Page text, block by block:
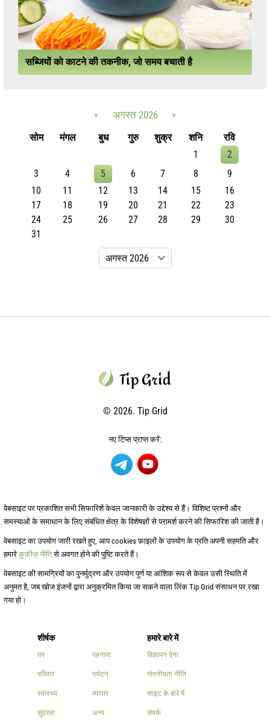
सब्जियों को काटने की तकनीक, जो समय बचाती है
« अगस्त 2026
»
सोम
मंगल बुध गुरु शुक्र शनि
रवि
1
2
3
4 5 6 7 8
9
10
11 12 13 14 15
16
17
18 19 20 21 22
23
24
25 26 27 28 29
30
31
© 2026. Tip Grid
नए टिप्स प्राप्त करें:
शीर्षक
घर
परिवार
स्वास्थ्य
सुंदरता
पहनावा
पर्यटन
व्यापार
अन्य
हमारे बारे में
विज्ञापन देना
गोपनीयता नीति
साइट के बारे में
संपर्क
वेबसाइट पर प्रकाशित सभी सिफारिशें केवल जानकारी के उद्देश्य से हैं। विशिष्ट प्रश्नों और
समस्याओं के समाधान के लिए संबंधित क्षेत्र के विशेषज्ञों से परामर्श करने की सिफारिश की जाती है।
वेबसाइट का उपयोग जारी रखते हुए, आप cookies फ़ाइलों के उपयोग के प्रति अपनी सहमति और
हमारे कुकीज़ नीतिसे अवगत होने की पुष्टि करते हैं।
वेबसाइट की सामग्रियों का पुनर्मुद्रण और उपयोग पूर्ण या आंशिक रूप से केवल उसी स्थिति में
अनुमत है, जब खोज इंजनों द्वारा अनुक्रमित किया जा सकने वाला लिंक Tip Grid संसाधन पर रखा
गया हो।